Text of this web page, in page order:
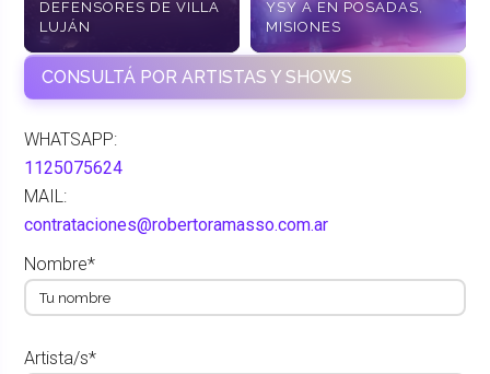
DEFENSORES DE VILLA
LUJÁN
YSY A EN POSADAS,
MISIONES
CONSULTÁ POR ARTISTAS Y SHOWS
WHATSAPP:
1125075624
MAIL:
contrataciones@robertoramasso.com.ar
Nombre*
Artista/s*